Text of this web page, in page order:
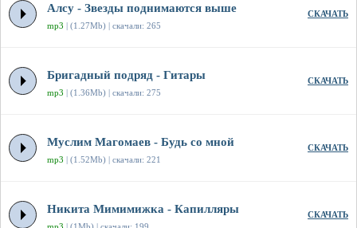
Алсу - Звезды поднимаются выше
mp3 | (1.27Mb) | скачали: 265
СКАЧАТЬ
Бригадный подряд - Гитары
mp3 | (1.36Mb) | скачали: 275
СКАЧАТЬ
Муслим Магомаев - Будь со мной
mp3 | (1.52Mb) | скачали: 221
СКАЧАТЬ
Никита Мимимижка - Капилляры СКАЧАТЬ